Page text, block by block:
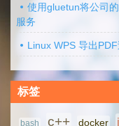
使用gluetun将公司
服务
Linux WPS 导出
标签
bash c++ docker